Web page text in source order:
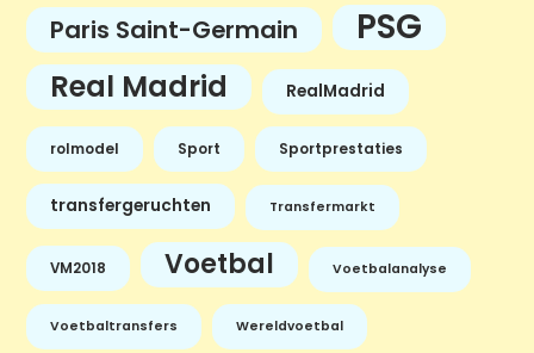
Paris Saint-Germain PSG
Real Madrid RealMadrid
rolmodel Sport Sportprestaties
transfergeruchten Transfermarkt
VM2018 Voetbal Voetbalanalyse
Voetbaltransfers Wereldvoetbal